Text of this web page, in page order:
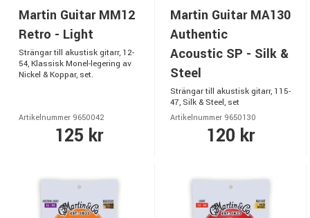
Martin Guitar MM12
Retro - Light
Strängar till akustisk gitarr, 12-
54, Klassisk Monel-legering av
Nickel & Koppar, set.
Artikelnummer 9650042
125 kr
Martin Guitar MA130
Authentic
Acoustic SP - Silk &
Steel
Strängar till akustisk gitarr, 115-
47, Silk & Steel, set
Artikelnummer 9650130
120 kr